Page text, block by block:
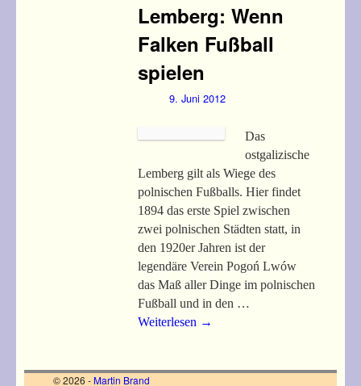
Lemberg: Wenn
Falken Fußball
spielen
9. Juni 2012
Das
ostgalizische
Lemberg gilt als Wiege des
polnischen Fußballs. Hier findet
1894 das erste Spiel zwischen
zwei polnischen Städten statt, in
den 1920er Jahren ist der
legendäre Verein Pogoń Lwów
das Maß aller Dinge im polnischen
Fußball und in den …
Weiterlesen →
© 2026 -Martin Brand